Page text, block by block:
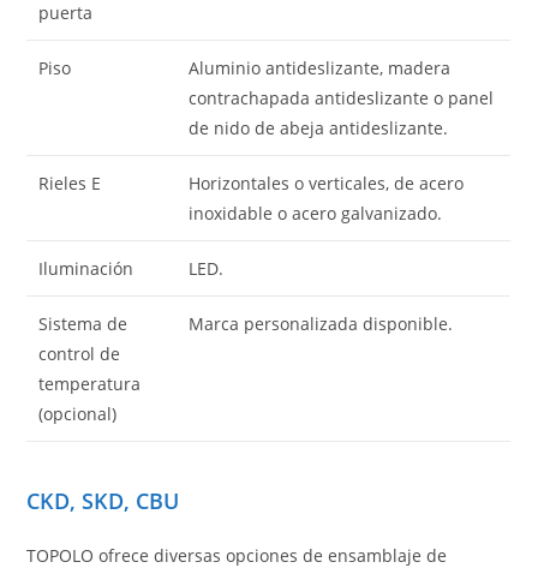
puerta
Piso
Aluminio antideslizante, madera
contrachapada antideslizante o panel
de nido de abeja antideslizante.
Rieles E
Horizontales o verticales, de acero
inoxidable o acero galvanizado.
Iluminación LED.
Sistema de
control de
temperatura
(opcional)
Marca personalizada disponible.
CKD, SKD, CBU
TOPOLO ofrece diversas opciones de ensamblaje de